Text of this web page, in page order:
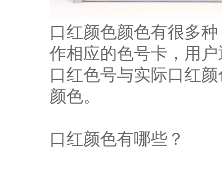
口红颜色颜色有很多
作相应的色号卡，用
口红色号与实际口红
颜色。
口红颜色有哪些？